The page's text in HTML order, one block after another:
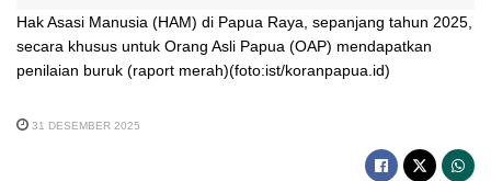
Hak Asasi Manusia (HAM) di Papua Raya, sepanjang tahun 2025,
secara khusus untuk Orang Asli Papua (OAP) mendapatkan
penilaian buruk (raport merah)(foto:ist/koranpapua.id)
31 DESEMBER 2025